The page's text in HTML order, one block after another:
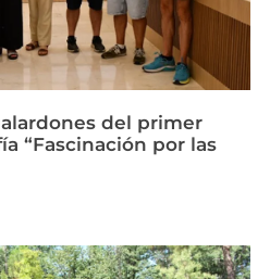
del primer
“Fascinación por las